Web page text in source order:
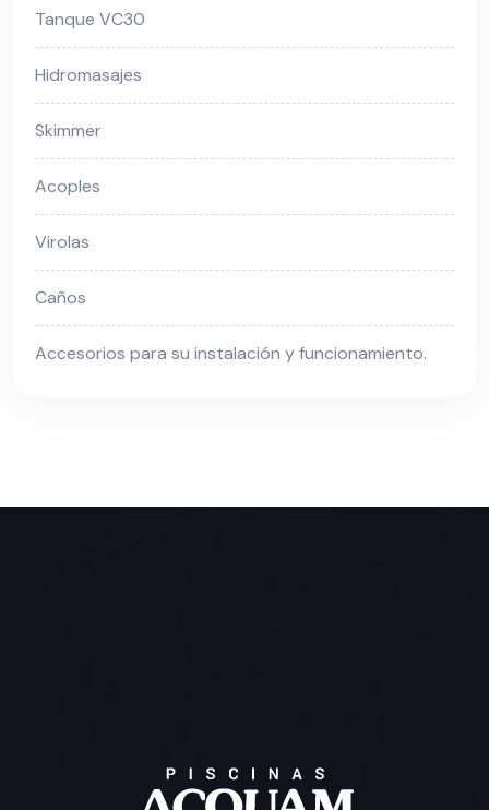
Tanque VC30
Hidromasajes
Skimmer
Acoples
Virolas
Caños
Accesorios para su instalación y funcionamiento.